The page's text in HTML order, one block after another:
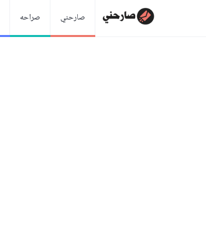
صراحه صارحني